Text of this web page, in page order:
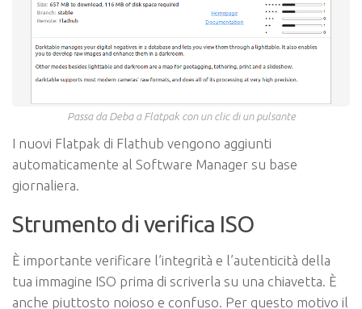
Passa da Deba a Flatpak con un clic di un pulsante
I nuovi Flatpak di Flathub vengono aggiunti
automaticamente al Software Manager su base
giornaliera.
Strumento di verifica ISO
È importante verificare l’integrità e l’autenticità della
tua immagine ISO prima di scriverla su una chiavetta. È
anche piuttosto noioso e confuso. Per questo motivo il